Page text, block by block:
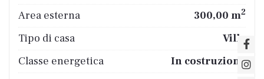
Area esterna 300,00 m2
Tipo di casa
Villa
Classe energetica
In costruzione